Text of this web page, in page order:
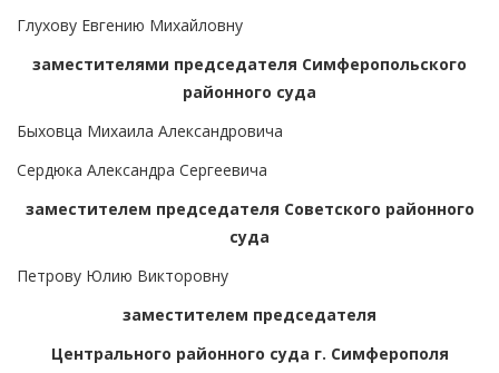
Глухову Евгению Михайловну
заместителями председателя Симферопольского
районного суда
Быховца Михаила Александровича
Сердюка Александра Сергеевича
заместителем председателя Советского районного
суда
Петрову Юлию Викторовну
заместителем председателя
Центрального районного суда г. Симферополя